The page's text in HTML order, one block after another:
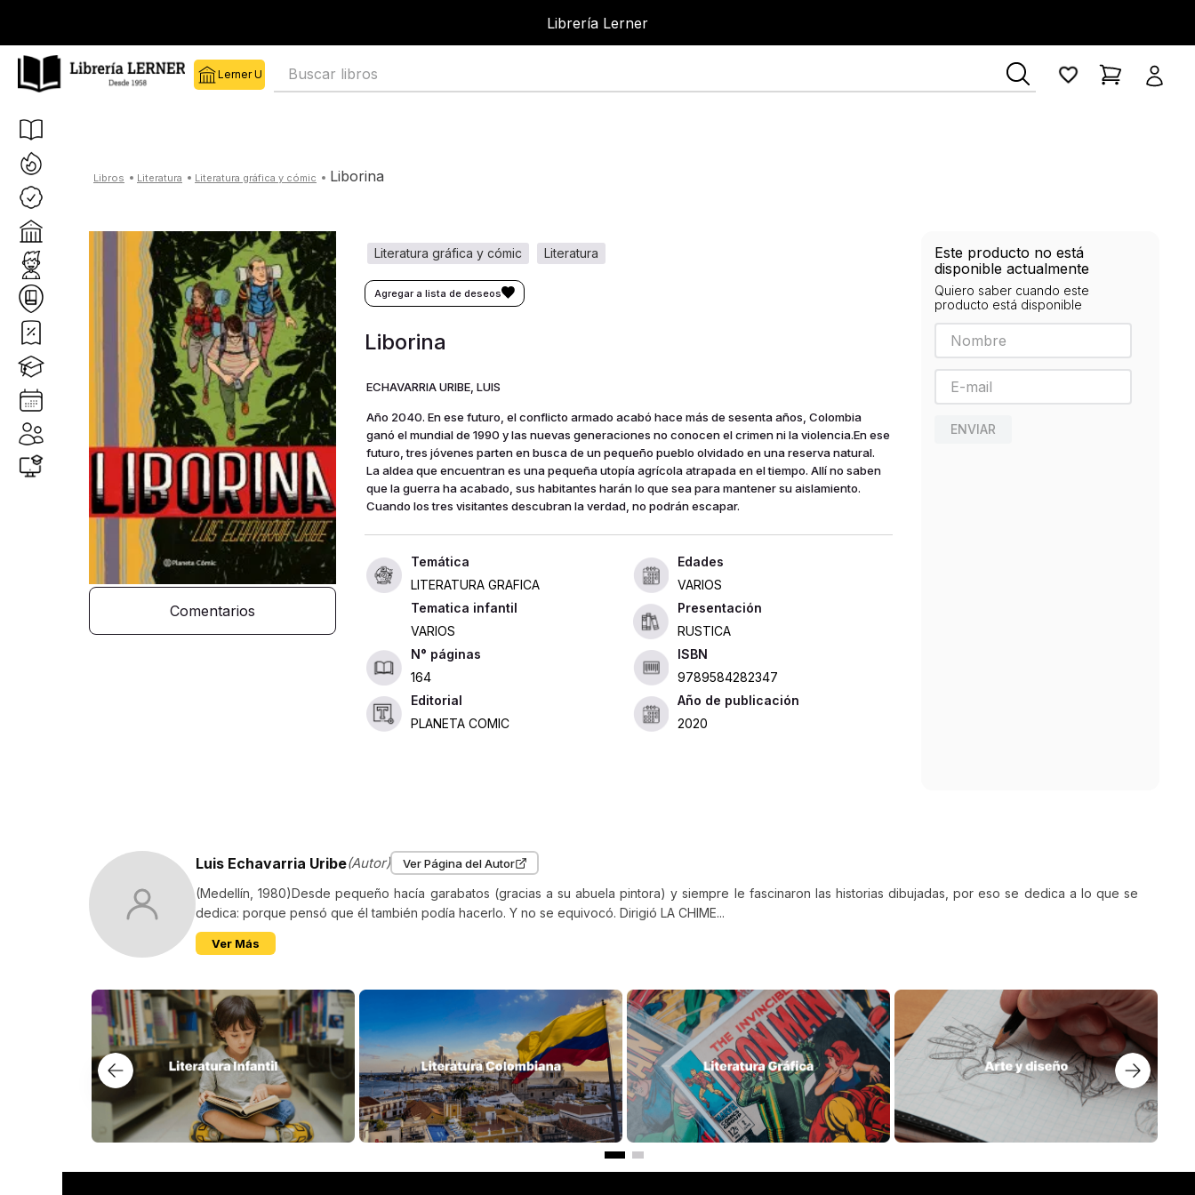
Librería Lerner
Buscar libros
literatura literatura gráfica y cómic liborina
Comentarios
literatura
literatura gráfica y cómic
Liborina
ECHAVARRIA URIBE, LUIS
Año 2040. En ese futuro, el conflicto armado acabó hace más de sesenta años, Colombia
ganó el mundial de 1990 y las nuevas generaciones no conocen el crimen ni la violencia.En ese
futuro, tres jóvenes parten en busca de un pequeño pueblo olvidado en una reserva natural.
La aldea que encuentran es una pequeña utopía agrícola atrapada en el tiempo. Allí no saben
que la guerra ha acabado, sus habitantes harán lo que sea para mantener su aislamiento.
Cuando los tres visitantes descubran la verdad, no podrán escapar.
LITERATURA GRAFICA
Edades
VARIOS
Tematica infantil
VARIOS
Presentación
RUSTICA
164
ISBN
9789584282347
Editorial
PLANETA COMIC
Año de publicación
2020
Este producto no está
disponible actualmente
Quiero saber cuando este
producto está disponible
ENVIAR
Luis Echavarria Uribe(Autor) Ver Página del Autor
(Medellín, 1980)Desde pequeño hacía garabatos (gracias a su abuela pintora) y siempre le fascinaron las historias dibujadas, por eso se dedica a lo que se
dedica: porque pensó que él también podía hacerlo. Y no se equivocó. Dirigió LA CHIME...
Ver Más